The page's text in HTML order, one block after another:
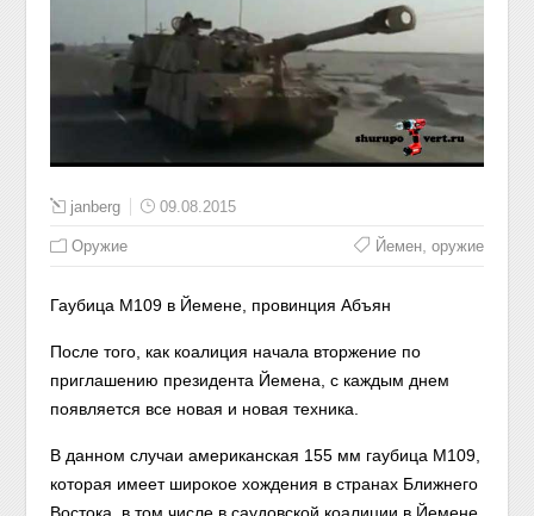
janberg 09.08.2015
Оружие Йемен, оружие
Гаубица M109 в Йемене, провинция Абъян
После того, как коалиция начала вторжение по
приглашению президента Йемена, с каждым днем
появляется все новая и новая техника.
В данном случаи американская 155 мм гаубица M109,
которая имеет широкое хождения в странах Ближнего